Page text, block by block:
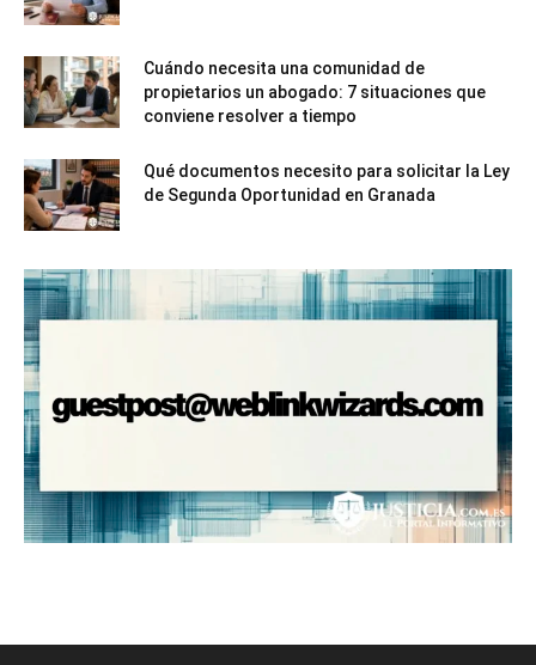
Cuándo necesita una comunidad de
propietarios un abogado: 7 situaciones que
conviene resolver a tiempo
Qué documentos necesito para solicitar la Ley
de Segunda Oportunidad en Granada